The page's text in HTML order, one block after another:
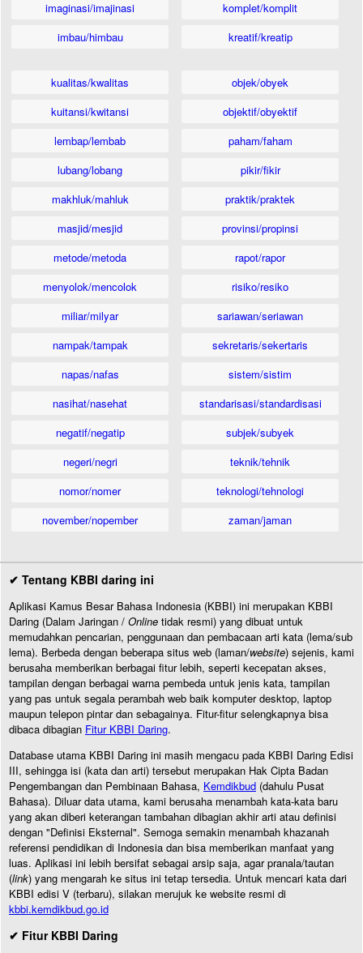
imaginasi/imajinasi
imbau/himbau
komplet/komplit
kreatif/kreatip
kualitas/kwalitas
kuitansi/kwitansi
lembap/lembab
lubang/lobang
makhluk/mahluk
masjid/mesjid
metode/metoda
menyolok/mencolok
miliar/milyar
nampak/tampak
napas/nafas
nasihat/nasehat
negatif/negatip
negeri/negri
nomor/nomer
november/nopember
objek/obyek
objektif/obyektif
paham/faham
pikir/fikir
praktik/praktek
provinsi/propinsi
rapot/rapor
risiko/resiko
sariawan/seriawan
sekretaris/sekertaris
sistem/sistim
standarisasi/standardisasi
subjek/subyek
teknik/tehnik
teknologi/tehnologi
zaman/jaman
✔ Tentang KBBI daring ini
Aplikasi Kamus Besar Bahasa Indonesia (KBBI) ini merupakan KBBI
Daring (Dalam Jaringan / Online tidak resmi) yang dibuat untuk
memudahkan pencarian, penggunaan dan pembacaan arti kata (lema/sub
lema). Berbeda dengan beberapa situs web (laman/website) sejenis, kami
berusaha memberikan berbagai fitur lebih, seperti kecepatan akses,
tampilan dengan berbagai warna pembeda untuk jenis kata, tampilan
yang pas untuk segala perambah web baik komputer desktop, laptop
maupun telepon pintar dan sebagainya. Fitur-fitur selengkapnya bisa
dibaca dibagian Fitur KBBI Daring.
Database utama KBBI Daring ini masih mengacu pada KBBI Daring Edisi
III, sehingga isi (kata dan arti) tersebut merupakan Hak Cipta Badan
Pengembangan dan Pembinaan Bahasa, Kemdikbud (dahulu Pusat
Bahasa). Diluar data utama, kami berusaha menambah kata-kata baru
yang akan diberi keterangan tambahan dibagian akhir arti atau definisi
dengan "Definisi Eksternal". Semoga semakin menambah khazanah
referensi pendidikan di Indonesia dan bisa memberikan manfaat yang
luas. Aplikasi ini lebih bersifat sebagai arsip saja, agar pranala/tautan
(link) yang mengarah ke situs ini tetap tersedia. Untuk mencari kata dari
KBBI edisi V (terbaru), silakan merujuk ke website resmi di
kbbi.kemdikbud.go.id
✔ Fitur KBBI Daring